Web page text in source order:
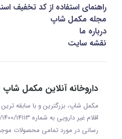
راهنمای استفاده از کد تخفیف
مجله مکمل شاپ
درباره ما
نقشه سایت
داروخانه آنلاین مکمل شاپ
مکمل شاپ، بزرگترین و با سابقه
رسانی در مورد تمامی محصولات